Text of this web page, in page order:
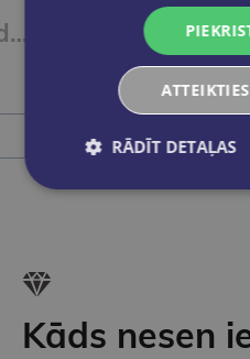
L`italiano giocando- Il gioco delle emozioni (A2-B1)
Ielikt
Kāds nesen
RĀDĪT DETAĻAS